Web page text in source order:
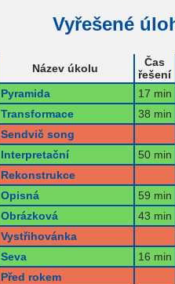
Vyřešené
Název úkolu
Čas
řešení
Pyramida 17 min
Transformace 38 min
Sendvič song
Interpretační 50 min
Rekonstrukce
Opisná 59 min
Obrázková 43 min
Vystřihovánka
Seva 16 min
Před rokem